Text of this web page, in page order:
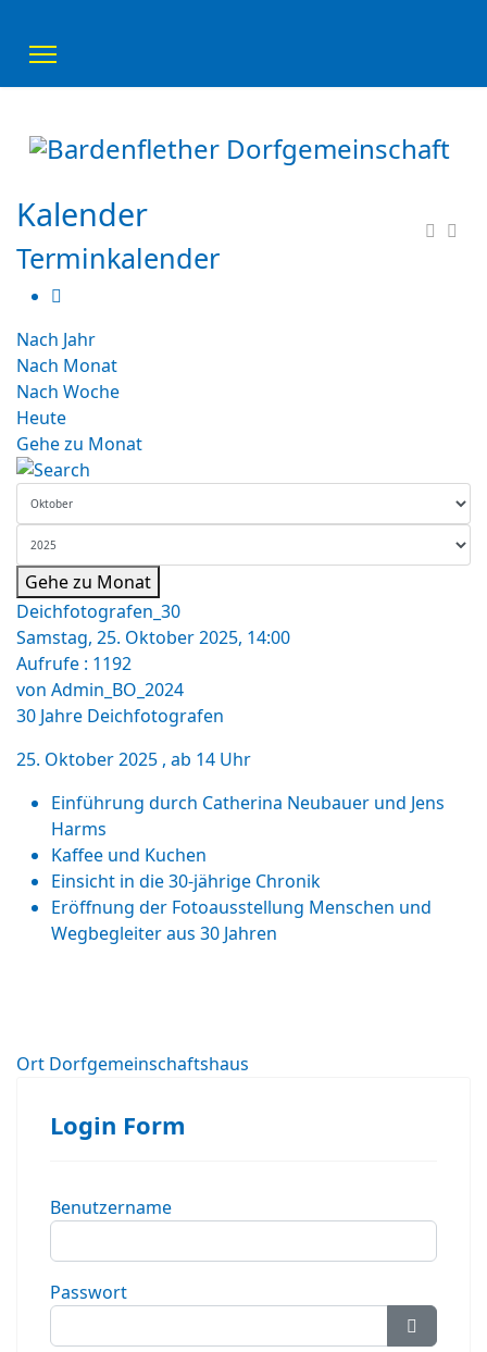
Kalender
Terminkalender
Nach Jahr
Nach Monat
Nach Woche
Heute
Gehe zu Monat
Gehe zu Monat
Deichfotografen_30
Samstag, 25. Oktober 2025, 14:00
Aufrufe : 1192
von Admin_BO_2024
30 Jahre Deichfotografen
25. Oktober 2025 , ab 14 Uhr
Einführung durch Catherina Neubauer und Jens
Harms
Kaffee und Kuchen
Einsicht in die 30-jährige Chronik
Eröffnung der Fotoausstellung Menschen und
Wegbegleiter aus 30 Jahren
Ort Dorfgemeinschaftshaus
Login Form
Benutzername
Passwort